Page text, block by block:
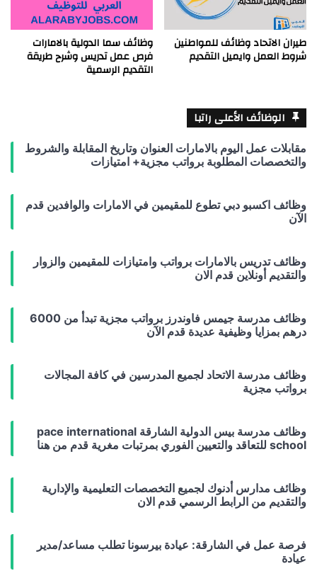
طيران الاتحاد وظائف للمواطنين
شروط العمل وايميل التقديم
وظائف سما الدولية بالامارات
فرص عمل تدريس وشرح طريقة
التقديم الرسمية
الوظائف الأعلى راتبا
مقابلات عمل اليوم بالامارات العنوان وتاريخ المقابلة والشروط
والتخصصات المطلوبة برواتب مجزية+ امتيازات
وظائف اكسبو دبي تطوع للمقيمين في الامارات والوافدين قدم
الآن
وظائف تدريس بالامارات برواتب وامتيازات للمقيمين والزوار
والتقديم أونلاين قدم الان
وظائف مدرسة جيمس فاوندرز برواتب مجزية تبدأ من 6000
درهم بمزايا وظيفية عديدة قدم الآن
وظائف مدرسة الاتحاد لجميع المدرسين في كافة المجالات
برواتب مجزية
وظائف مدرسة بيس الدولية الشارقة pace international
school للتعاقد والتعيين الفوري بمرتبات مغرية قدم من هنا
وظائف مدارس أدنوك لجميع التخصصات التعليمية والإدارية
والتقديم من الرابط الرسمي قدم الان
فرصة عمل في الشارقة: عيادة بيرسونا تطلب مساعد/مدير
عيادة